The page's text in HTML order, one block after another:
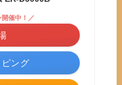
催中！／
ング